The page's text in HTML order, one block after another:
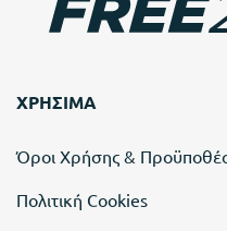
ΧΡΗΣΙΜΑ
Όροι Χρήσης &
Πολιτική Cookies